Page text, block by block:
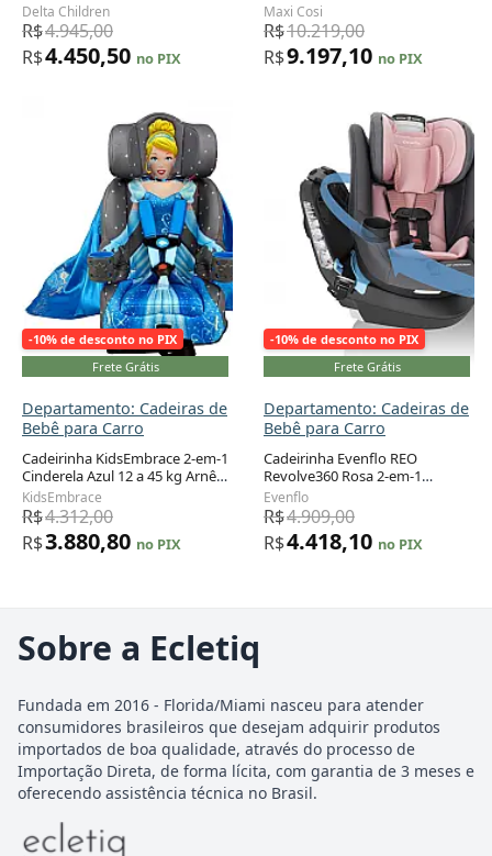
Galáxia 3 Rodas Corrida até
20,4 kg
Delta Children
R$4.945,00
R$4.450,50 no PIX
com Cadeirinha Recém-nascido
a 22,7 kg
Maxi Cosi
R$10.219,00
R$9.197,10 no PIX
-10% de desconto no PIX
Frete Grátis
Departamento: Cadeiras de
Bebê para Carro
Cadeirinha KidsEmbrace 2-em-1
Cinderela Azul 12 a 45 kg Arnês
e Assento Elevador
KidsEmbrace
R$4.312,00
R$3.880,80 no PIX
-10% de desconto no PIX
Frete Grátis
Departamento: Cadeiras de
Bebê para Carro
Cadeirinha Evenflo REO
Revolve360 Rosa 2-em-1
Rotação 360° 1,8 a 18,1 kg
Evenflo
R$4.909,00
R$4.418,10 no PIX
Sobre a Ecletiq
Fundada em 2016 - Florida/Miami nasceu para atender
consumidores brasileiros que desejam adquirir produtos
importados de boa qualidade, através do processo de
Importação Direta, de forma lícita, com garantia de 3 meses e
oferecendo assistência técnica no Brasil.